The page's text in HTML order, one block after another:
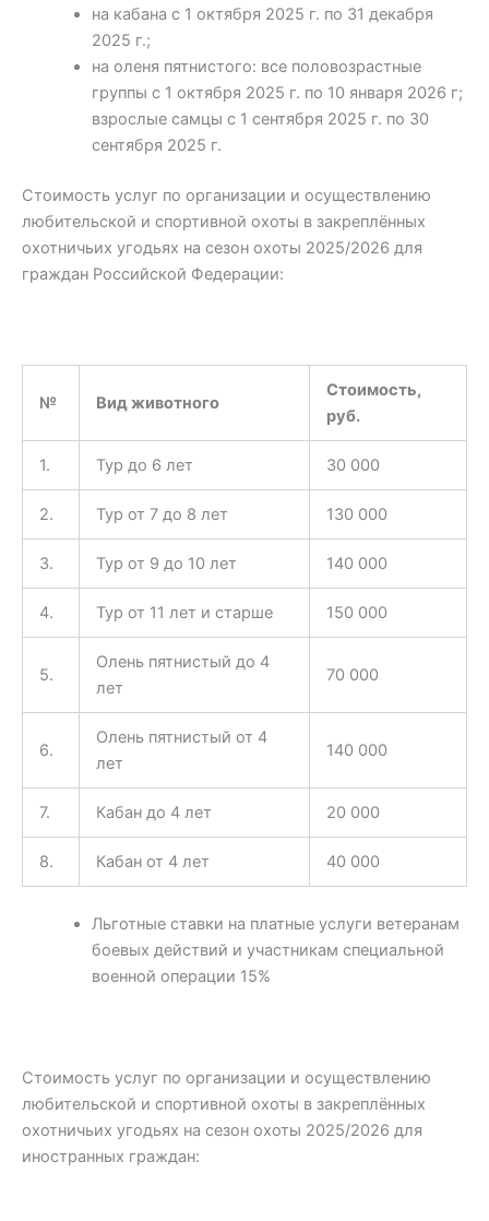
на кабана с 1 октября 2025 г. по 31 декабря
2025 г.;
на оленя пятнистого: все половозрастные
группы с 1 октября 2025 г. по 10 января 2026 г;
взрослые самцы с 1 сентября 2025 г. по 30
сентября 2025 г.
Стоимость услуг по организации и осуществлению
любительской и спортивной охоты в закреплённых
охотничьих угодьях на сезон охоты 2025/2026 для
граждан Российской Федерации:
№ Вид животного
Стоимость,
руб.
1. Тур до 6 лет 30 000
2. Тур от 7 до 8 лет 130 000
3. Тур от 9 до 10 лет 140 000
4. Тур от 11 лет и старше 150 000
5.
Олень пятнистый до 4
лет
70 000
6.
Олень пятнистый от 4
лет
140 000
7. Кабан до 4 лет 20 000
8. Кабан от 4 лет 40 000
Льготные ставки на платные услуги ветеранам
боевых действий и участникам специальной
военной операции 15%
Стоимость услуг по организации и осуществлению
любительской и спортивной охоты в закреплённых
охотничьих угодьях на сезон охоты 2025/2026 для
иностранных граждан: